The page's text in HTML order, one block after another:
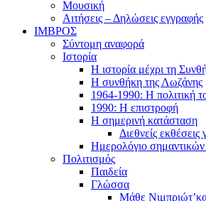
Μουσική
Αιτήσεις – Δηλώσεις εγγραφής
ΙΜΒΡΟΣ
Σύντομη αναφορά
Ιστορία
Η ιστορία μέχρι τη
Η συνθήκη της Λωζάνης
1964-1990: Η πολιτική
1990: Η επιστροφή
Η σημερινή κατάσταση
Διεθνείς
Ημερολόγιο
Πολιτισμός
Παιδεία
Γλώσσα
Μάθε